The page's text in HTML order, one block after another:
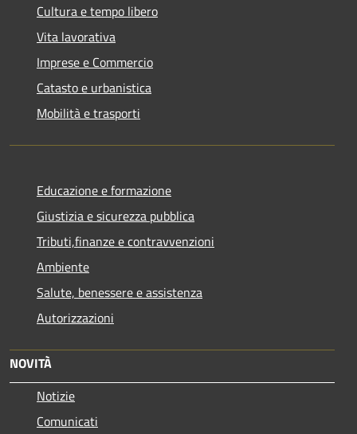
Cultura e tempo libero
Vita lavorativa
Imprese e Commercio
Catasto e urbanistica
Mobilità e trasporti
Educazione e formazione
Giustizia e sicurezza pubblica
Tributi,finanze e contravvenzioni
Ambiente
Salute, benessere e assistenza
Autorizzazioni
NOVITÀ
Notizie
Comunicati